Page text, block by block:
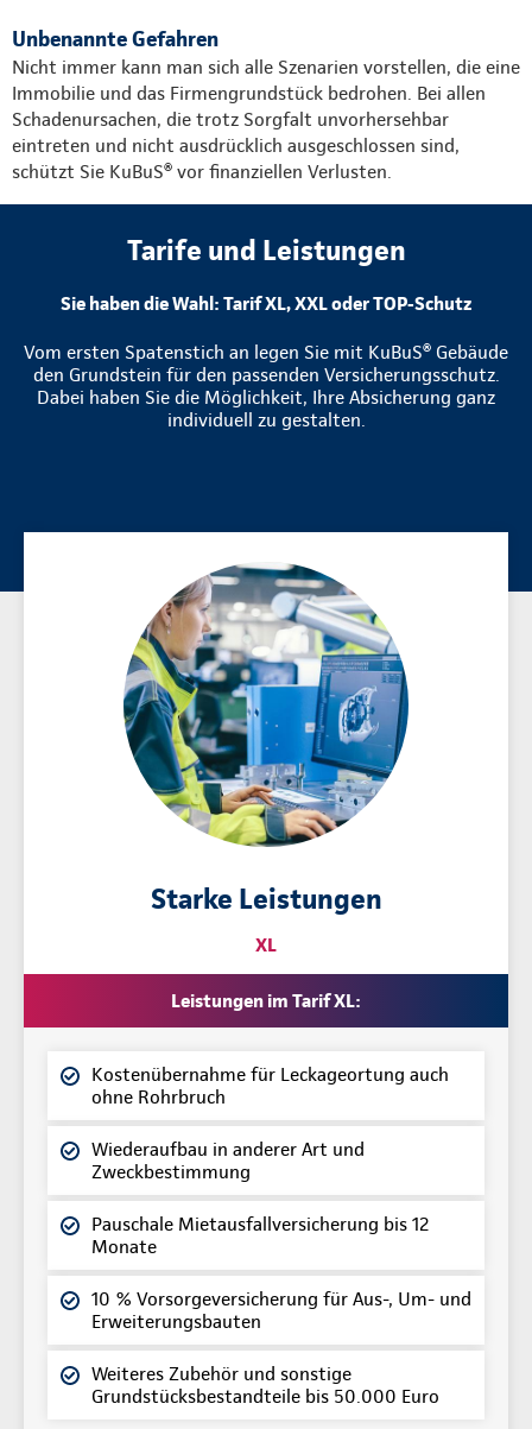
Unbenannte Gefahren
Nicht immer kann man sich alle Szenarien vorstellen, die eine
Immobilie und das Firmengrundstück bedrohen. Bei allen
Schadenursachen, die trotz Sorgfalt unvorhersehbar
eintreten und nicht ausdrücklich ausgeschlossen sind,
schützt Sie KuBuS® vor finanziellen Verlusten.
Tarife und Leistungen
Sie haben die Wahl: Tarif XL, XXL oder TOP-Schutz
Vom ersten Spatenstich an legen Sie mit KuBuS® Gebäude
den Grundstein für den passenden Versicherungsschutz.
Dabei haben Sie die Möglichkeit, Ihre Absicherung ganz
individuell zu gestalten.
Starke Leistungen
XL
Leistungen im Tarif XL:
Kostenübernahme für Leckageortung auch
ohne Rohrbruch
Wiederaufbau in anderer Art und
Zweckbestimmung
Pauschale Mietausfallversicherung bis 12
Monate
10 % Vorsorgeversicherung für Aus-, Um- und
Erweiterungsbauten
Weiteres Zubehör und sonstige
Grundstücksbestandteile bis 50.000 Euro